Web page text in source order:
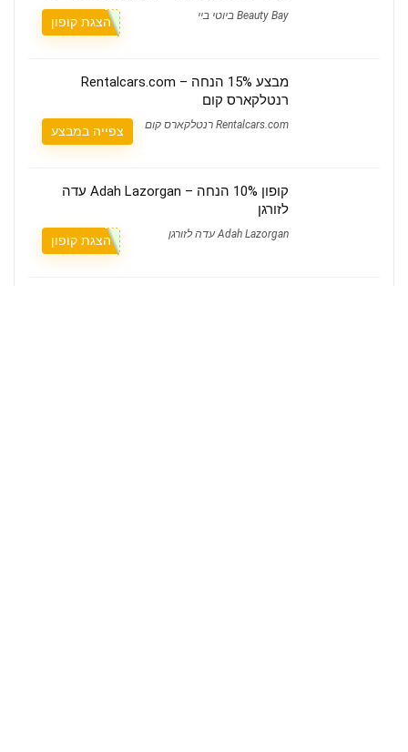
Beauty Bay ביוטי ביי הצגת קופון
מבצע 15% הנחה – Rentalcars.com
רנטלקארס קום
Rentalcars.com רנטלקארס קום צפייה במבצע
קופון 10% הנחה – Adah Lazorgan עדה
לזורגן
Adah Lazorgan עדה לזורגן הצגת קופון